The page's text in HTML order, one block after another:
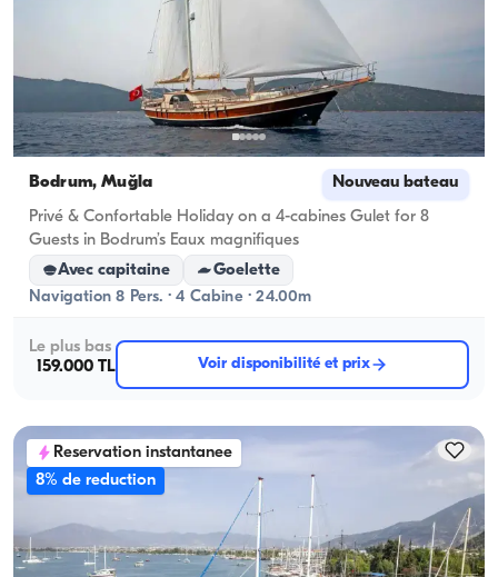
Bodrum, Muğla Nouveau bateau
Privé & Confortable Holiday on a 4-cabines Gulet for 8
Guests in Bodrum’s Eaux magnifiques
Avec capitaine
Goelette
Navigation 8 Pers. · 4 Cabine · 24.00m
Le plus bas
159.000 TL
Voir disponibilité et prix
Reservation instantanee
8% de reduction